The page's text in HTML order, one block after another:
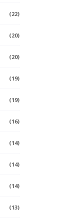
(22)
(20)
(20)
(19)
(19)
(16)
(14)
(14)
(14)
(13)